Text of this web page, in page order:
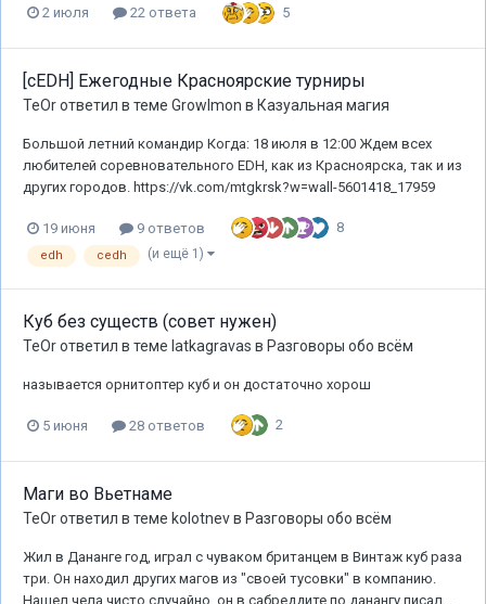
2 июля 22 ответа 5
[cEDH] Ежегодные Красноярские турниры
TeOrответил в теме Growlmon в Казуальная магия
Большой летний командир Когда: 18 июля в 12:00 Ждем всех
любителей соревновательного EDH, как из Красноярска, так и из
других городов. https://vk.com/mtgkrsk?w=wall-5601418_17959
19 июня 9 ответов 8
edh cedh (и ещё 1)
Куб без существ (совет нужен)
TeOrответил в теме latkagravas в Разговоры обо всём
называется орнитоптер куб и он достаточно хорош
5 июня 28 ответов 2
Маги во Вьетнаме
TeOrответил в теме kolotnevв Разговоры обо всём
Жил в Дананге год, играл с чуваком британцем в Винтаж куб раза
три. Он находил других магов из "своей тусовки" в компанию.
Нашел чела чисто случайно, он в сабреддите по данангу писал...